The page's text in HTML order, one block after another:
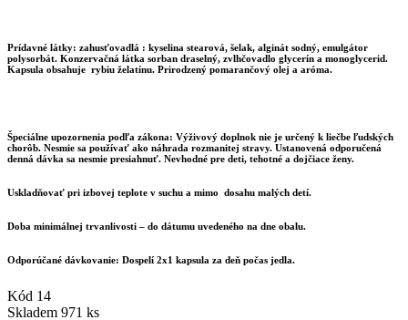
Prídavné látky: zahusťovadlá : kyselina stearová, šelak, alginát sodný, emulgátor
polysorbát. Konzervačná látka sorban draselný, zvlhčovadlo glycerín a monoglycerid.
Kapsula obsahuje rybiu želatínu. Prirodzený pomarančový olej a aróma.
Špeciálne upozornenia podľa zákona: Výživový doplnok nie je určený k liečbe ľudských
chorôb. Nesmie sa používať ako náhrada rozmanitej stravy. Ustanovená odporučená
denná dávka sa nesmie presiahnuť. Nevhodné pre deti, tehotné a dojčiace ženy.
Uskladňovať pri izbovej teplote v suchu a mimo dosahu malých detí.
Doba minimálnej trvanlivosti – do dátumu uvedeného na dne obalu.
Odporúčané dávkovanie: Dospelí 2x1 kapsula za deň počas jedla.
Kód 14
Skladem 971 ks